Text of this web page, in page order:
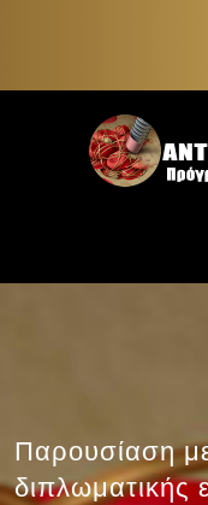
Παρουσίαση
διπλωματικής